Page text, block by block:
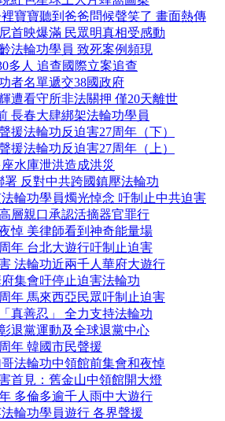
寶寶聽到爸爸問候聲笑了 畫面熱傳
首映爆滿 民眾明真相受感動
法輪功學員 致死案例頻現
多人 追查國際立案追查
者名單遞交38國政府
遭看守所非法關押 僅20天離世
長春大肆綁架法輪功學員
援法輪功反迫害27周年（下）
援法輪功反迫害27周年（上）
水庫泄洪造成洪災
署 反對中共跨國鎮壓法輪功
輪功學員燭光悼念 吁制止中共迫害
層親口承認活摘器官罪行
悼 美律師看到神奇能量場
年 台北大遊行吁制止迫害
法輪功近兩千人華府大遊行
集會吁停止迫害法輪功
年 馬來西亞民眾吁制止迫害
真善忍」 全力支持法輪功
退黨運動及全球退黨中心
年 韓國市民聲援
法輪功中領館前集會和夜悼
首見：舊金山中領館開大燈
多倫多逾千人雨中大遊行
輪功學員遊行 各界聲援